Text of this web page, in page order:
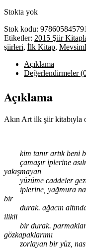
Stokta yok
Stok kodu:
Etiketler: 2015 Şiir
şiirleri, İlk Kitap,
Açıklama
Değerlendirmeler
Açıklama
Akın Art ilk şiir kitabıyla
kim tanır artık beni
çamaşır iplerine
yakışmayan
yüzüme caddeler
iplerine, yağmura
bir
durak. ağacın altında
ilikli
bir durak.
gözkapaklarımı
zorlayan bir yüz,